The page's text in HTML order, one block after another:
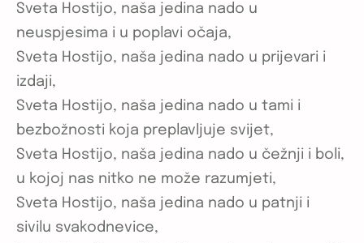
Sveta Hostijo, naša jedina nado u
neuspjesima i u poplavi očaja,
Sveta Hostijo, naša jedina nado u prijevari i
izdaji,
Sveta Hostijo, naša jedina nado u tami i
bezbožnosti koja preplavljuje svijet,
Sveta Hostijo, naša jedina nado u čežnji i boli,
u kojoj nas nitko ne može razumjeti,
Sveta Hostijo, naša jedina nado u patnji i
sivilu svakodnevice,